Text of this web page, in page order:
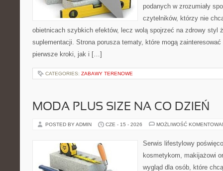
podanych w zrozumiały
czytelników, którzy nie
obietnicach szybkich efektów, lecz wolą spojrzeć na zdrowy styl
suplementacji. Strona porusza tematy, które mogą
pierwsze kroki, jak i […]
CATEGORIES: ZABAWY TERENOWE
MODA PLUS SIZE NA CO DZIEŃ
POSTED BY ADMIN CZE - 15 - 2026 MOŻLIWOŚĆ
Serwis lifestylowy
kosmetykom, makijażowi
wygląd dla osób, które